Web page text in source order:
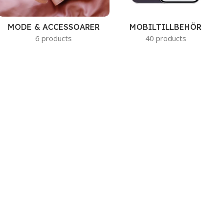
MODE & ACCESSOARER
6 products
MOBILTILLBEHÖR
40 products